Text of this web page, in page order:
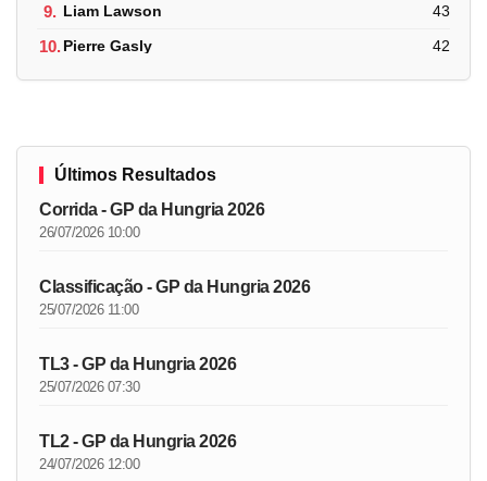
9. Liam Lawson 43
10.Pierre Gasly 42
Últimos Resultados
Corrida - GP da Hungria 2026
26/07/2026 10:00
Classificação - GP da Hungria 2026
25/07/2026 11:00
TL3 - GP da Hungria 2026
25/07/2026 07:30
TL2 - GP da Hungria 2026
24/07/2026 12:00